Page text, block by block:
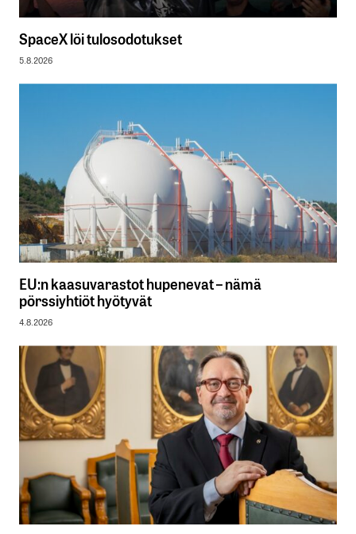
SpaceX löi tulosodotukset
5.8.2026
EU:n kaasuvarastot hupenevat – nämä
pörssiyhtiöt hyötyvät
4.8.2026